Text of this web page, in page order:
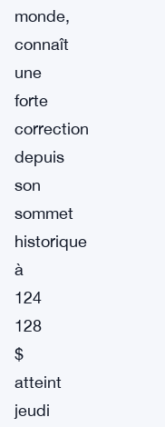
monde,
connaît
une
forte
correction
depuis
son
sommet
historique
à
124
128
$
atteint
jeudi